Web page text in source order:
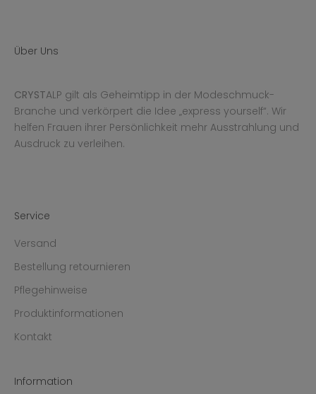
Über Uns
CRYSTALP gilt als Geheimtipp in der Modeschmuck-
Branche und verkörpert die Idee „express yourself“. Wir
helfen Frauen ihrer Persönlichkeit mehr Ausstrahlung und
Ausdruck zu verleihen.
Service
Versand
Bestellung retournieren
Pflegehinweise
Produktinformationen
Kontakt
Information